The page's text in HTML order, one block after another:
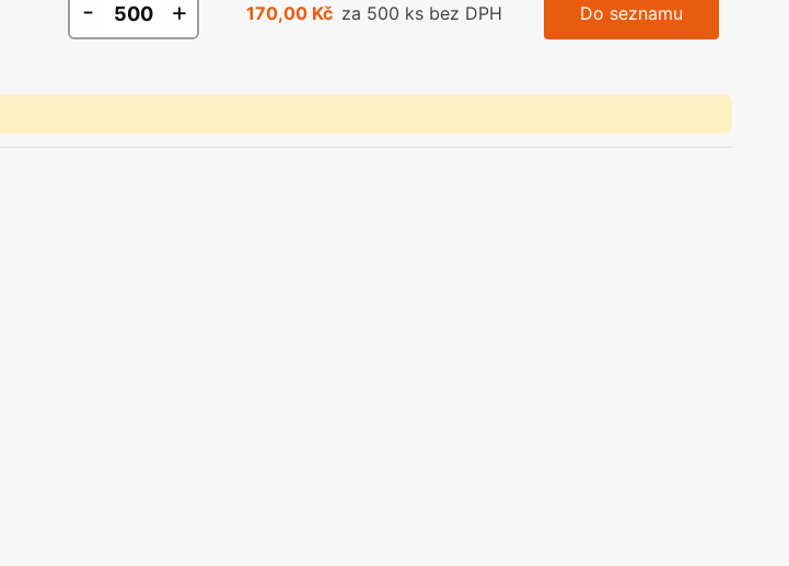
- + 170,00 Kč za 500 ks bez DPH Do seznamu